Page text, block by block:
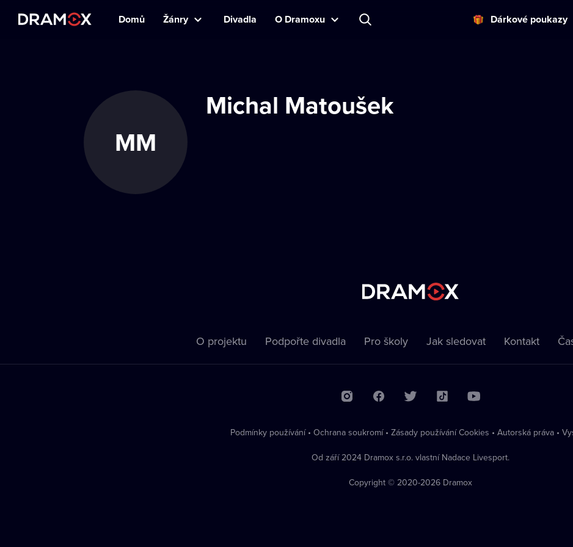
Domů Žánry Divadla O Dramoxu Dárkové poukazy
MM
Michal Matoušek
O projektu Podpořte divadla Pro školy Jak sledovat Kontakt
Podmínky používání • Ochrana soukromí • Zásady používání Cookies • Autorská práva •
Od září 2024 Dramox s.r.o. vlastní Nadace Livesport.
Copyright © 2020-2026 Dramox